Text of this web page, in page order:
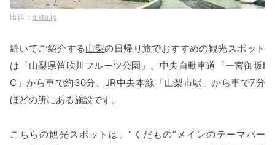
pixta.jp
続いてご紹介する山梨の日帰り旅でおすすめの観光スポット
は「山梨県笛吹川フルーツ公園」。中央自動車道「一宮御坂I
C」から車で約30分、JR中央本線「山梨市駅」から車で7分
ほどの所にある施設です。
こちらの観光スポットは、“くだもの”メインのテーマパー